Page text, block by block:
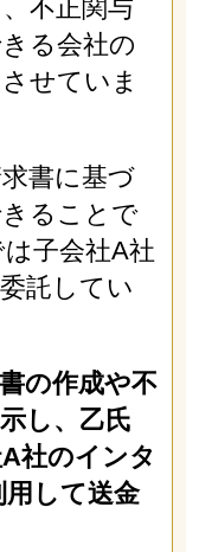
不正関与
る会社の
せていま
書に基づ
ることで
子会社A社
託してい
の作成や不
し、乙氏
社のインタ
して送金